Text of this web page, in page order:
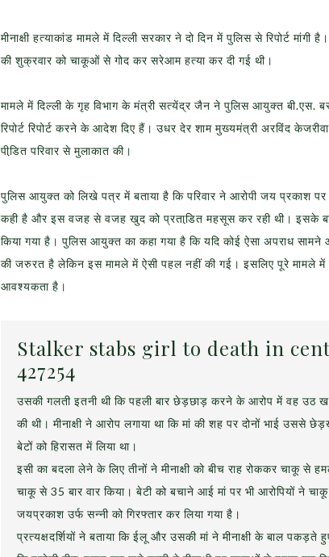
मीनाक्षी हत्याकांड मामले में दिल्ली सरकार ने दो दिन में पुलिस से रिपोर्ट मांगी
की शुक्रवार को चाकूओं से गोद कर सरेआम हत्या कर दी गई थी।
मामले में दिल्ली के गृह विभाग के मंत्री सत्येंद्र जैन ने पुलिस आयुक्त बी.एस.
रिपोर्ट रिपोर्ट करने के आदेश दिए हैं। उधर देर शाम मुख्यमंत्री अरविंद
पीडि़त परिवार से मुलाकात की।
पुलिस आयुक्त को लिखे पत्र में बताया है कि परिवार ने आरोपी जय प्रकाश
कही है और इस वजह से वजह खुद को प्रताडि़त महसूस कर रही थी। इसके बाद
किया गया है। पुलिस आयुक्त का कहा गया है कि यदि कोई ऐसा अपराध
की जरुरत है लेकिन इस मामले में ऐसी पहल नहीं की गई। इसलिए पूरे मामले
आवश्यकता है।
Stalker stabs girl to death in
427254
उसकी गलती इतनी थी कि पहली बार छेड़छाड़ करने के आरोप में वह उठ
की थी। मीनाक्षी ने आरोप लगाया था कि मां की शह पर दोनों भाई उससे
बेटों को हिरासत में लिया था।
इसी का बदला लेने के लिए तीनों ने मीनाक्षी को बीच राह रोककर चाकू से
चाकू से 35 बार वार किया। बेटी को बचाने आई मां पर भी आरोपियों ने
जयप्रकाश उर्फ सन्नी को गिरफ्तार कर लिया गया है।
प्रत्‍यक्षदर्शियों ने बताया कि ईलू और उसकी मां ने मीनाक्षी के बाल